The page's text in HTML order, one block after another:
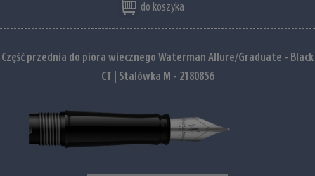
do koszyka
Część przednia do pióra wiecznego Waterman Allure/Graduate - Black
CT | Stalówka M - 2180856